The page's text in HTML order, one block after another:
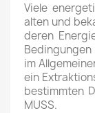
Viele
alten und
deren
im
ein
bestimmten
MUSS.